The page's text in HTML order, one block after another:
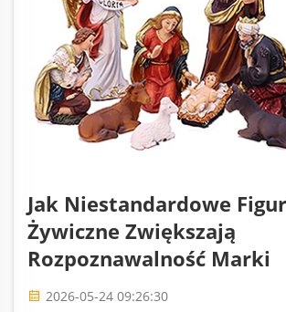
Jak Niestandardowe
Żywiczne Zwiększają
Rozpoznawalność Marki
2026-05-24 09:26:30